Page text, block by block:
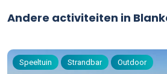
Andere activiteiten in
Speeltuin Strandbar Outdoor